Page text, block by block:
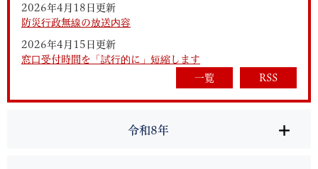
2026年4月18日更新
防災行政無線の放送内容
2026年4月15日更新
窓口受付時間を「試行的に」短縮します
一覧
RSS
令和8年